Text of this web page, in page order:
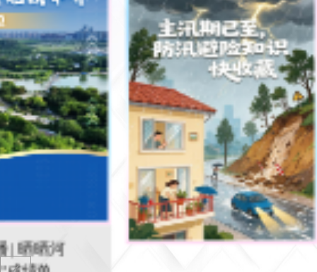
百姓看联播丨主汛期已至，防汛